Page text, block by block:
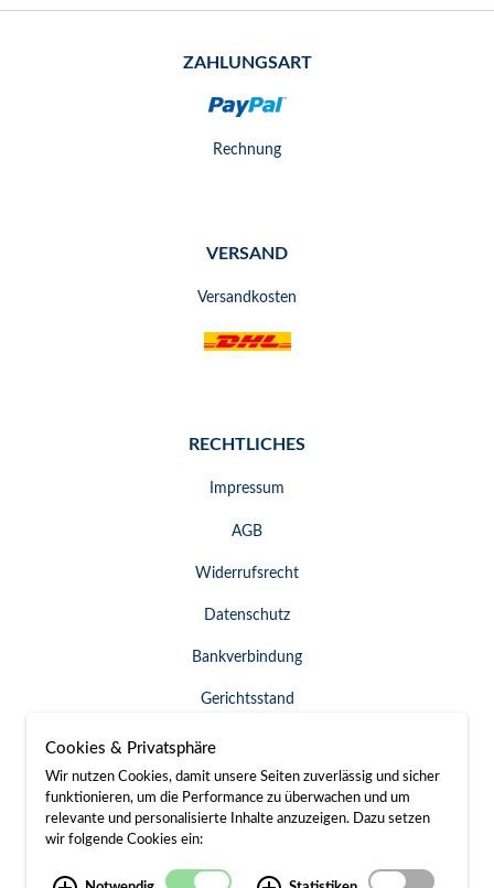
ZAHLUNGSART
Rechnung
VERSAND
Versandkosten
RECHTLICHES
Impressum
AGB
Widerrufsrecht
Datenschutz
Bankverbindung
Gerichtsstand
Widerruf erklären
SERVICE & KONTAKT
Besuch / Anfahrt
Cookies & Privatsphäre
Wir nutzen Cookies, damit unsere Seiten zuverlässig und sicher
funktionieren, um die Performance zu überwachen und um
relevante und personalisierte Inhalte anzuzeigen. Dazu setzen
wir folgende Cookies ein: